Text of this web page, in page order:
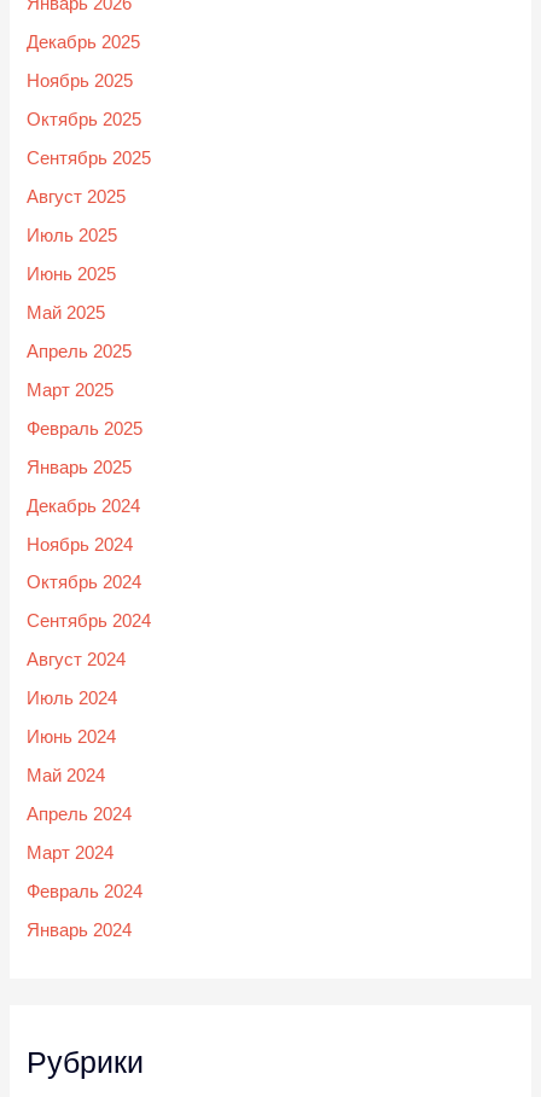
Январь 2026
Декабрь 2025
Ноябрь 2025
Октябрь 2025
Сентябрь 2025
Август 2025
Июль 2025
Июнь 2025
Май 2025
Апрель 2025
Март 2025
Февраль 2025
Январь 2025
Декабрь 2024
Ноябрь 2024
Октябрь 2024
Сентябрь 2024
Август 2024
Июль 2024
Июнь 2024
Май 2024
Апрель 2024
Март 2024
Февраль 2024
Январь 2024
Рубрики